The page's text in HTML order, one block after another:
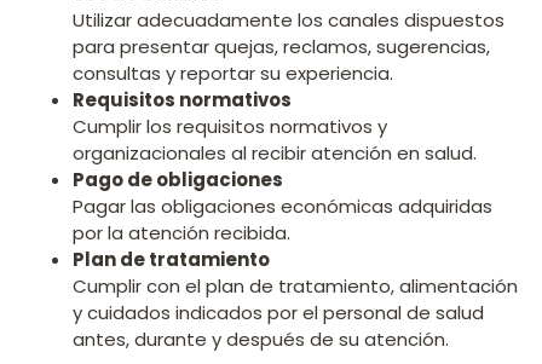
Utilizar adecuadamente los canales dispuestos
para presentar quejas, reclamos, sugerencias,
consultas y reportar su experiencia.
Requisitos normativos
Cumplir los requisitos normativos y
organizacionales al recibir atención en salud.
Pago de obligaciones
Pagar las obligaciones económicas adquiridas
por la atención recibida.
Plan de tratamiento
Cumplir con el plan de tratamiento, alimentación
y cuidados indicados por el personal de salud
antes, durante y después de su atención.